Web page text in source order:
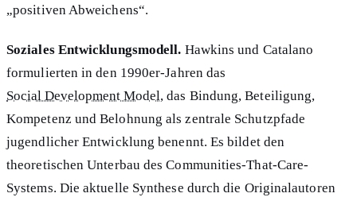
„positiven Abweichens“.
Soziales Entwicklungsmodell. Hawkins und Catalano
formulierten in den 1990er-Jahren das
Social Development Model, das Bindung, Beteiligung,
Kompetenz und Belohnung als zentrale Schutzpfade
jugendlicher Entwicklung benennt. Es bildet den
theoretischen Unterbau des Communities-That-Care-
Systems. Die aktuelle Synthese durch die Originalautoren